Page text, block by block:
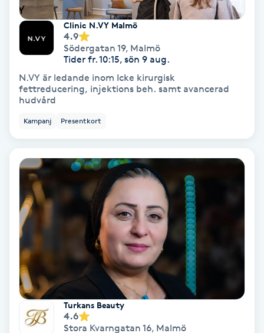
Pensionärklippning
Permanent
Permanent hårborttagning
Personal shopper
Personlig tränare
Picolaser
Piercing
Pigmentbehandling
Pigmentfläckar
Clinic N.VY Malmö
4.9
Södergatan 19, Malmö
Tider fr. 10:15, sön 9 aug.
N.VY är ledande inom Icke kirurgisk
fettreducering, injektions beh. samt avancerad
hudvård
Kampanj Presentkort
Turkans Beauty
4.6
Stora Kvarngatan 16, Malmö